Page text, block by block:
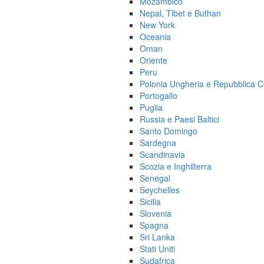
Nepal, Tibet e Buthan
New York
Oceania
Oman
Oriente
Peru
Polonia Ungheria e Repubblica
Portogallo
Puglia
Russia e Paesi Baltici
Santo Domingo
Sardegna
Scandinavia
Scozia e Inghilterra
Senegal
Seychelles
Sicilia
Slovenia
Spagna
Sri Lanka
Stati Uniti
Sudafrica